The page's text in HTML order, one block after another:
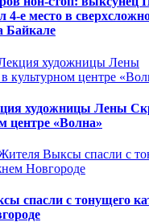
4-е место в
Байкале
художницы Лены
центре «Волна»
спасли с тонущего